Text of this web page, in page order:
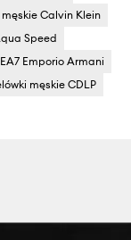
Calvin Klein
Speed
Emporio Armani
męskie CDLP